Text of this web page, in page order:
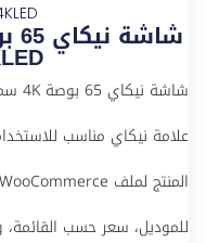
علامة نيكاي مناسب
للموديل، سعر حسب القائمة،